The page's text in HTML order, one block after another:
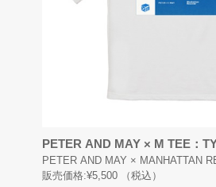
PETER AND MAY × M TEE：
PETER AND MAY × MANHATTAN
販売価格:¥5,500 （税込）